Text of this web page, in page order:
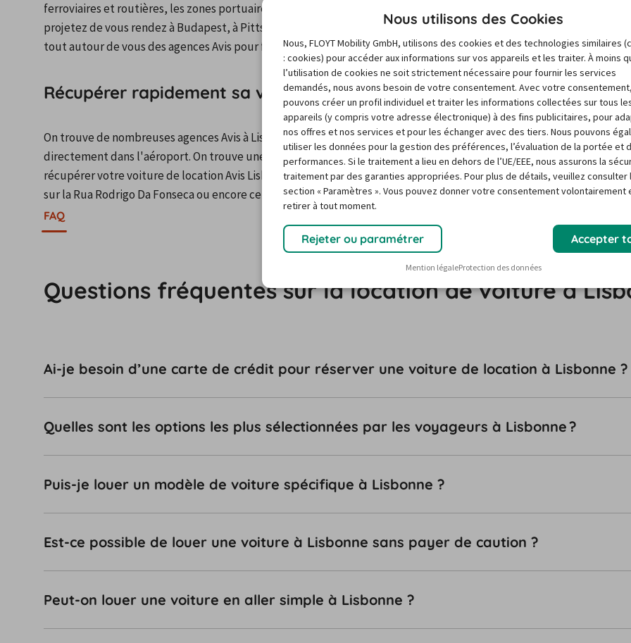
ferroviaires et routières, les zones portuaires mais aussi les quartiers d'affaire et les centre-villes. Si vous
projetez de vous rendez à Budapest, à Pittsburgh, à Tokyo, à Brisbane ou encore à Lisbonne, vous trouverez
tout autour de vous des agences Avis pour faciliter la poursuite de votre voyage.
Récupérer rapidement sa voiture dans une agence Avis Lisbonne
On trouve de nombreuses agences Avis à Lisbonne et la plus pratique si vous arrivez en avion est celle située
directement dans l'aéroport. On trouve une autre agence Avis à Lisbonne en face de la Gare Do Oriente. Pour
récupérer votre voiture de location Avis Lisbonne low cost, vous pouvez aussi choisir l'agence Avis à Lisbonne
sur la Rua Rodrigo Da Fonseca ou encore celle de la Rua D. Duarte, à proximité de l'Hôtel Mundial.
FAQ
Questions fréquentes sur la location de voiture à
Ai-je besoin d’une carte de crédit pour réserver une voiture de location à Lisbonne ?
Quelles sont les options les plus sélectionnées par les voyageurs à Lisbonne ?
Puis-je louer un modèle de voiture spécifique à Lisbonne ?
Est-ce possible de louer une voiture à Lisbonne sans payer de caution ?
Peut-on louer une voiture en aller simple à Lisbonne ?
Nous utilisons des Cookies
Nous, FLOYT Mobility GmbH, utilisons des cookies et des technologies similaires
: cookies) pour accéder aux informations sur vos appareils et les traiter. À moins
l’utilisation de cookies ne soit strictement nécessaire pour fournir les services
demandés, nous avons besoin de votre consentement. Avec votre
pouvons créer un profil individuel et traiter les informations collectées sur tous
appareils (y compris votre adresse électronique) à des fins publicitaires, pour
nos offres et nos services et pour les échanger avec des tiers. Nous pouvons
utiliser les données pour la gestion des préférences, l’évaluation de la portée et
performances. Si le traitement a lieu en dehors de l’UE/EEE, nous assurons la
traitement par des garanties appropriées. Pour plus de détails, veuillez consulter
section « Paramètres ». Vous pouvez donner votre consentement volontairement
retirer à tout moment.
Rejeter ou paramétrer Accepter
Mention légaleProtection des données